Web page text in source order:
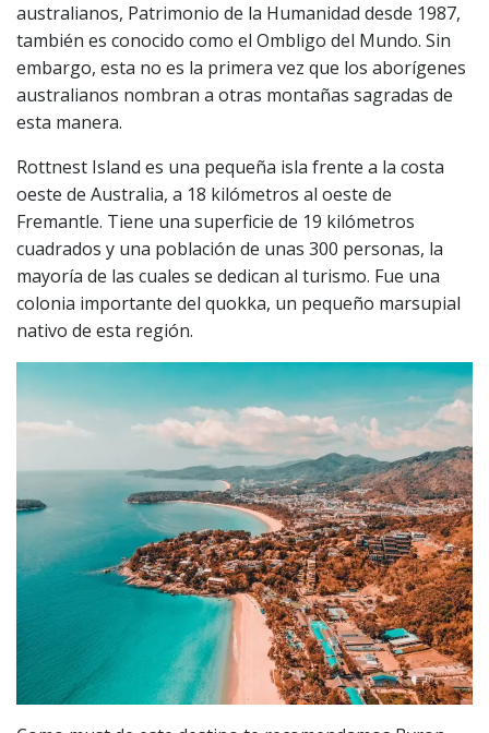
australianos, Patrimonio de la Humanidad desde 1987,
también es conocido como el Ombligo del Mundo. Sin
embargo, esta no es la primera vez que los aborígenes
australianos nombran a otras montañas sagradas de
esta manera.
Rottnest Island es una pequeña isla frente a la costa
oeste de Australia, a 18 kilómetros al oeste de
Fremantle. Tiene una superficie de 19 kilómetros
cuadrados y una población de unas 300 personas, la
mayoría de las cuales se dedican al turismo. Fue una
colonia importante del quokka, un pequeño marsupial
nativo de esta región.